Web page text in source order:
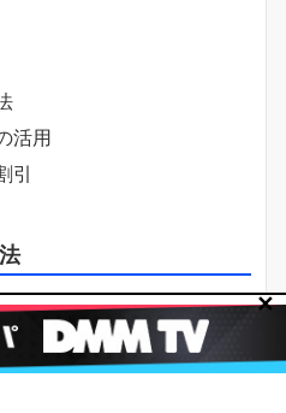
活用
引
向けに初月無料キャンペー
初の月はコストをかけずに
✕